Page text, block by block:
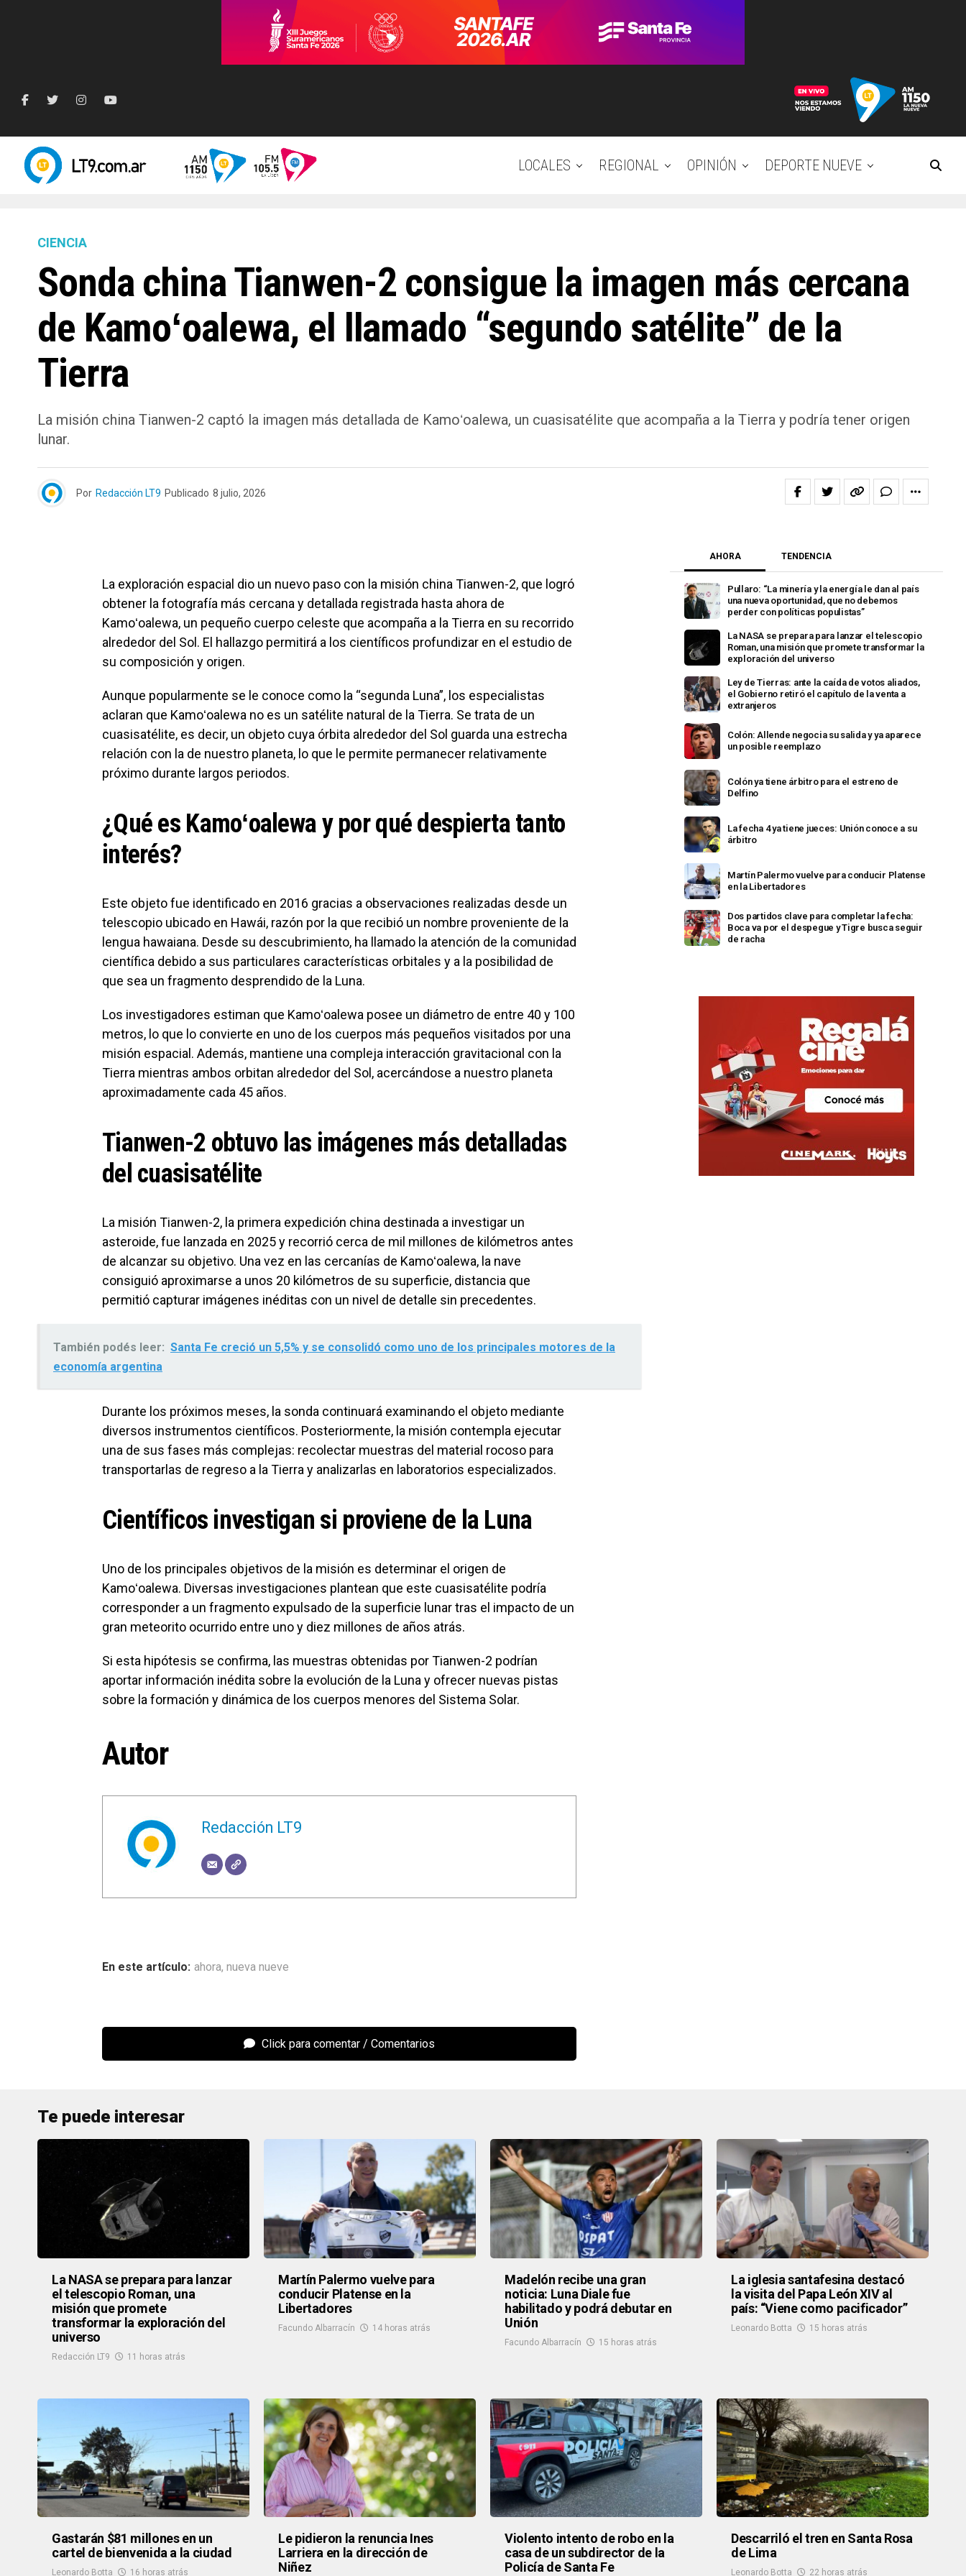
LOCALES REGIONAL OPINIÓN DEPORTE NUEVE
CIENCIA
Sonda china Tianwen-2 consigue la imagen más cercana
de Kamoʻoalewa, el llamado “segundo satélite” de la
Tierra
La misión china Tianwen-2 captó la imagen más detallada de Kamoʻoalewa, un cuasisatélite que acompaña a la Tierra y podría tener origen
lunar.
Por Redacción LT9 Publicado 8 julio, 2026
La exploración espacial dio un nuevo paso con la misión china Tianwen-2, que logró
obtener la fotografía más cercana y detallada registrada hasta ahora de
Kamoʻoalewa, un pequeño cuerpo celeste que acompaña a la Tierra en su recorrido
alrededor del Sol. El hallazgo permitirá a los científicos profundizar en el estudio de
su composición y origen.
Aunque popularmente se le conoce como la “segunda Luna”, los especialistas
aclaran que Kamoʻoalewa no es un satélite natural de la Tierra. Se trata de un
cuasisatélite, es decir, un objeto cuya órbita alrededor del Sol guarda una estrecha
relación con la de nuestro planeta, lo que le permite permanecer relativamente
próximo durante largos periodos.
¿Qué es Kamoʻoalewa y por qué despierta tanto
interés?
Este objeto fue identificado en 2016 gracias a observaciones realizadas desde un
telescopio ubicado en Hawái, razón por la que recibió un nombre proveniente de la
lengua hawaiana. Desde su descubrimiento, ha llamado la atención de la comunidad
científica debido a sus particulares características orbitales y a la posibilidad de
que sea un fragmento desprendido de la Luna.
Los investigadores estiman que Kamoʻoalewa posee un diámetro de entre 40 y 100
metros, lo que lo convierte en uno de los cuerpos más pequeños visitados por una
misión espacial. Además, mantiene una compleja interacción gravitacional con la
Tierra mientras ambos orbitan alrededor del Sol, acercándose a nuestro planeta
aproximadamente cada 45 años.
Tianwen-2 obtuvo las imágenes más detalladas
del cuasisatélite
La misión Tianwen-2, la primera expedición china destinada a investigar un
asteroide, fue lanzada en 2025 y recorrió cerca de mil millones de kilómetros antes
de alcanzar su objetivo. Una vez en las cercanías de Kamoʻoalewa, la nave
consiguió aproximarse a unos 20 kilómetros de su superficie, distancia que
permitió capturar imágenes inéditas con un nivel de detalle sin precedentes.
También podés leer: Santa Fe creció un 5,5% y se consolidó como uno de los principales motores de la
economía argentina
Durante los próximos meses, la sonda continuará examinando el objeto mediante
diversos instrumentos científicos. Posteriormente, la misión contempla ejecutar
una de sus fases más complejas: recolectar muestras del material rocoso para
transportarlas de regreso a la Tierra y analizarlas en laboratorios especializados.
Científicos investigan si proviene de la Luna
Uno de los principales objetivos de la misión es determinar el origen de
Kamoʻoalewa. Diversas investigaciones plantean que este cuasisatélite podría
corresponder a un fragmento expulsado de la superficie lunar tras el impacto de un
gran meteorito ocurrido entre uno y diez millones de años atrás.
Si esta hipótesis se confirma, las muestras obtenidas por Tianwen-2 podrían
aportar información inédita sobre la evolución de la Luna y ofrecer nuevas pistas
sobre la formación y dinámica de los cuerpos menores del Sistema Solar.
Autor
Redacción LT9
ahora, nueva nueve
Click para comentar
AHORA TENDENCIA
Pullaro: “La minería y la energía le dan al país
una nueva oportunidad, que no debemos
perder con políticas populistas”
La NASA se prepara para lanzar el telescopio
Roman, una misión que promete transformar la
exploración del universo
Ley de Tierras: ante la caída de votos aliados,
el Gobierno retiró el capítulo de la venta a
extranjeros
Colón: Allende negocia su salida y ya aparece
un posible reemplazo
Colón ya tiene árbitro para el estreno de
Delfino
La fecha 4 ya tiene jueces: Unión conoce a su
árbitro
Martín Palermo vuelve para conducir Platense
en la Libertadores
Dos partidos clave para completar la fecha:
Boca va por el despegue y Tigre busca seguir
de racha
Te puede interesar
La NASA se prepara para lanzar
el telescopio Roman, una
misión que promete
transformar la exploración del
universo
Redacción LT9 11 horas atrás
Martín Palermo vuelve para
conducir Platense en la
Libertadores
Facundo Albarracín 14 horas atrás
Madelón recibe una gran
noticia: Luna Diale fue
habilitado y podrá debutar en
Unión
Facundo Albarracín 15 horas atrás
La iglesia santafesina destacó
la visita del Papa León XIV al
país: “Viene como pacificador”
Leonardo Botta 15 horas atrás
Gastarán $81 millones en un
cartel de bienvenida a la ciudad
Leonardo Botta 16 horas atrás
Le pidieron la renuncia Ines
Larriera en la dirección de
Niñez
Violento intento de robo en la
casa de un subdirector de la
Policía de Santa Fe
Descarriló el tren en Santa Rosa
de Lima
Leonardo Botta 22 horas atrás